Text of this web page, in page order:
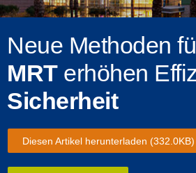
Neue Methoden
MRTerhöhen
Sicherheit
Diesen Artikel herunterladen(332.0KB)